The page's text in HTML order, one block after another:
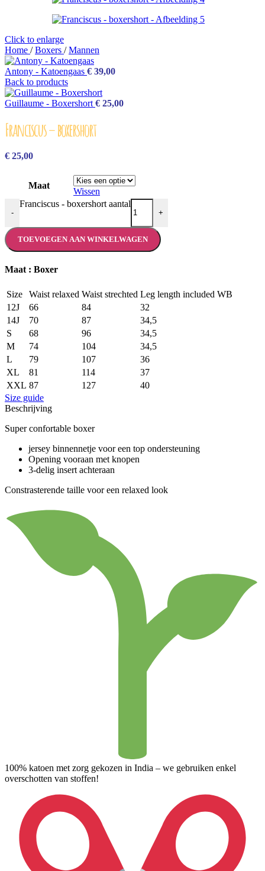
Click to enlarge
Home / Boxers / Mannen
Antony - Katoengaas € 39,00
Back to products
Guillaume - Boxershort€ 25,00
Franciscus – boxershort
€ 25,00
Maat
Wissen
-
Franciscus - boxershort aantal
+
TOEVOEGEN AAN WINKELWAGEN
Maat : Boxer
Size Waist relaxed Waist strechted Leg length included WB
12J
66 84
32
14J
70 87
34,5
S
68 96
34,5
M
74 104
34,5
L
79 107
36
XL
81 114
37
XXL 87 127
40
Size guide
Beschrijving
Super confortable boxer
jersey binnennetje voor een top ondersteuning
Opening vooraan met knopen
3-delig insert achteraan
Constrasterende taille voor een relaxed look
100% katoen met zorg gekozen in India – we gebruiken enkel
overschotten van stoffen!